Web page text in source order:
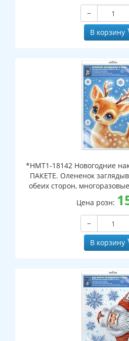
−
В корзину
*НМТ1-18142 Новогодние
ПАКЕТЕ. Олененок
обеих сторон,
упаковке, с европодвесом
Цена розн:
−
В корзину